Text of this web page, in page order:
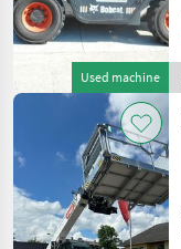
Heavy
Equipment
Construction
Machines
Telehandlers
Telescopic
Loaders
Bobcat
SELECT
CATEGORY
Used machine